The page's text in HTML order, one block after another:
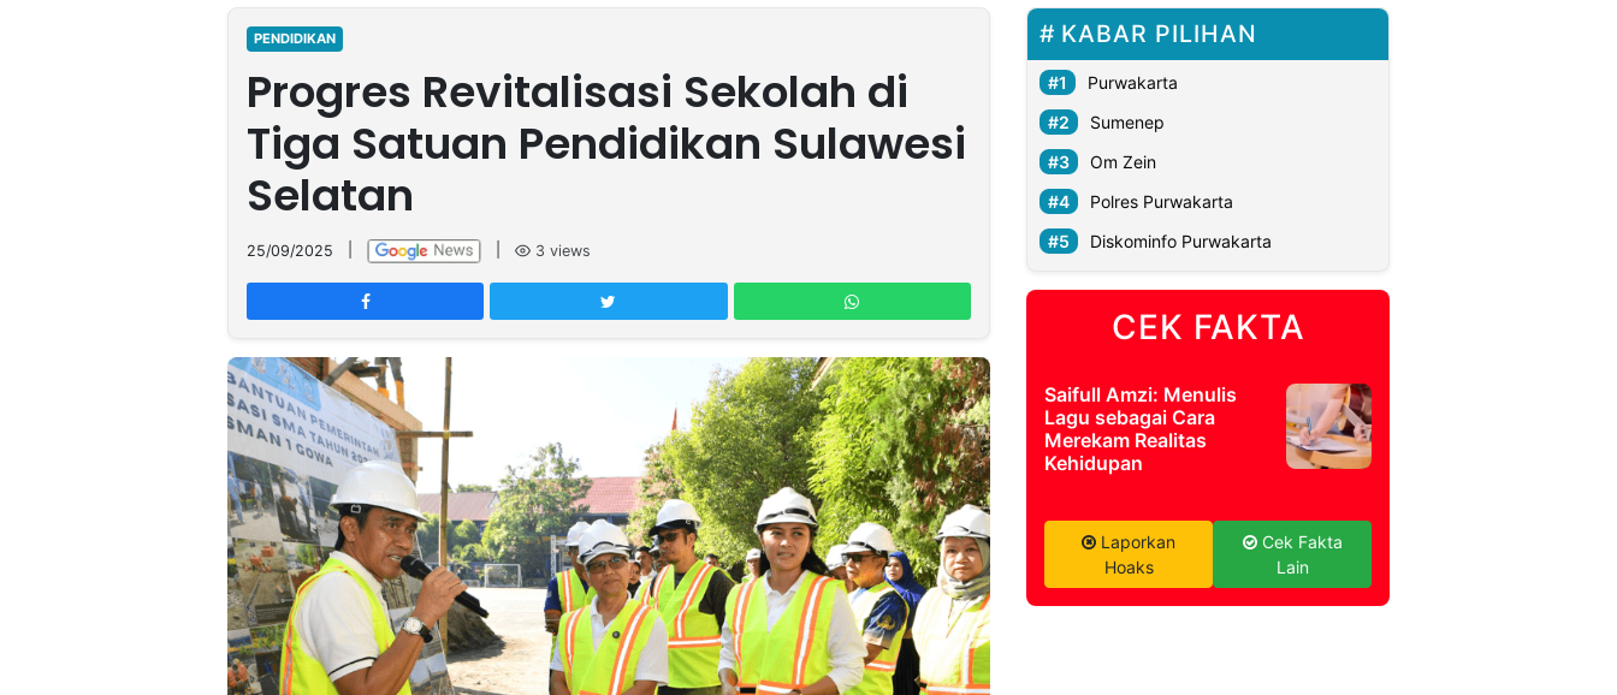
PENDIDIKAN
Progres Revitalisasi Sekolah di
Tiga Satuan Pendidikan Sulawesi
Selatan
25/09/2025 3 views
KABAR PILIHAN
Purwakarta
Sumenep
Om Zein
Polres Purwakarta
Diskominfo Purwakarta
CEK FAKTA
Saifull Amzi: Menulis
Lagu sebagai Cara
Merekam Realitas
Kehidupan
Laporkan
Hoaks
Cek Fakta
Lain